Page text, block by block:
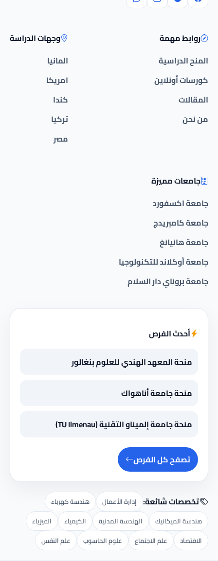
روابط مهمة
المنح الدراسية
كورسات أونلاين
المقالات
من نحن
وجهات الدراسة
المانيا
امريكا
كندا
تركيا
مصر
جامعات مميزة
جامعة اكسفورد
جامعة كامبريدج
جامعة هانيانغ
جامعة أوكلاند للتكنولوجيا
جامعة بروناي دار السلام
أحدث الفرص
منحة المعهد الهندي للعلوم بنغالور
منحة جامعة أناهواك
منحة جامعة إلميناو التقنية (TU Ilmenau)
تصفح كل الفرص
تخصصات شائعة: إدارة الأعمال
هندسة كهرباء
هندسة الميكانيك
الهندسة المدنية الكيمياء
الفيزياء
الاقتصاد
علم الاجتماع علوم الحاسوب علم النفس